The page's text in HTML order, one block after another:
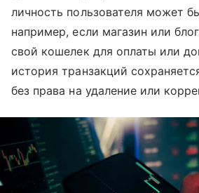
личность пользователя может
например, если магазин или
свой кошелек для оплаты или
история транзакций
без права на удаление или